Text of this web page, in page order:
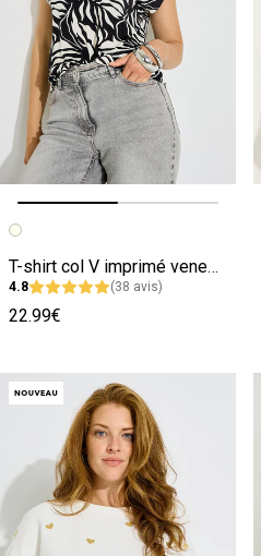
Image précédente
Image suivante
T-shirt col V imprimé venezia femme
4.8 (38 avis)
22.99€